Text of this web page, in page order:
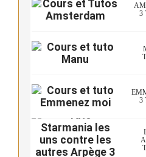
3
3